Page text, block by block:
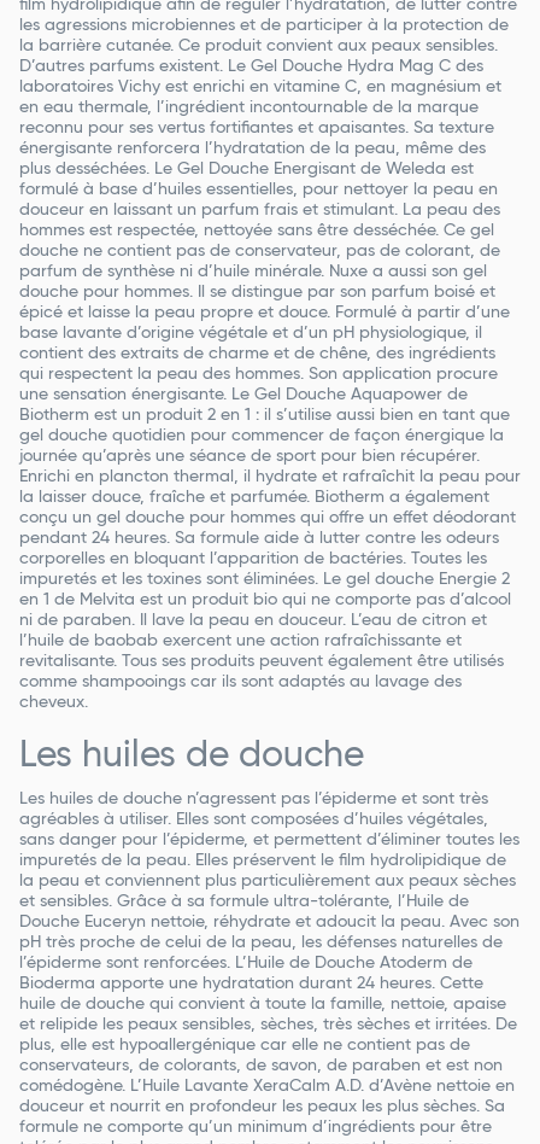
film hydrolipidique afin de réguler l’hydratation, de lutter contre
les agressions microbiennes et de participer à la protection de
la barrière cutanée. Ce produit convient aux peaux sensibles.
D’autres parfums existent. Le Gel Douche Hydra Mag C des
laboratoires Vichy est enrichi en vitamine C, en magnésium et
en eau thermale, l’ingrédient incontournable de la marque
reconnu pour ses vertus fortifiantes et apaisantes. Sa texture
énergisante renforcera l’hydratation de la peau, même des
plus desséchées. Le Gel Douche Energisant de Weleda est
formulé à base d’huiles essentielles, pour nettoyer la peau en
douceur en laissant un parfum frais et stimulant. La peau des
hommes est respectée, nettoyée sans être desséchée. Ce gel
douche ne contient pas de conservateur, pas de colorant, de
parfum de synthèse ni d’huile minérale. Nuxe a aussi son gel
douche pour hommes. Il se distingue par son parfum boisé et
épicé et laisse la peau propre et douce. Formulé à partir d’une
base lavante d’origine végétale et d’un pH physiologique, il
contient des extraits de charme et de chêne, des ingrédients
qui respectent la peau des hommes. Son application procure
une sensation énergisante. Le Gel Douche Aquapower de
Biotherm est un produit 2 en 1 : il s’utilise aussi bien en tant que
gel douche quotidien pour commencer de façon énergique la
journée qu’après une séance de sport pour bien récupérer.
Enrichi en plancton thermal, il hydrate et rafraîchit la peau pour
la laisser douce, fraîche et parfumée. Biotherm a également
conçu un gel douche pour hommes qui offre un effet déodorant
pendant 24 heures. Sa formule aide à lutter contre les odeurs
corporelles en bloquant l’apparition de bactéries. Toutes les
impuretés et les toxines sont éliminées. Le gel douche Energie 2
en 1 de Melvita est un produit bio qui ne comporte pas d’alcool
ni de paraben. Il lave la peau en douceur. L’eau de citron et
l’huile de baobab exercent une action rafraîchissante et
revitalisante. Tous ses produits peuvent également être utilisés
comme shampooings car ils sont adaptés au lavage des
cheveux.
Les huiles de douche
Les huiles de douche n’agressent pas l’épiderme et sont très
agréables à utiliser. Elles sont composées d’huiles végétales,
sans danger pour l’épiderme, et permettent d’éliminer toutes les
impuretés de la peau. Elles préservent le film hydrolipidique de
la peau et conviennent plus particulièrement aux peaux sèches
et sensibles. Grâce à sa formule ultra-tolérante, l’Huile de
Douche Euceryn nettoie, réhydrate et adoucit la peau. Avec son
pH très proche de celui de la peau, les défenses naturelles de
l’épiderme sont renforcées. L’Huile de Douche Atoderm de
Bioderma apporte une hydratation durant 24 heures. Cette
huile de douche qui convient à toute la famille, nettoie, apaise
et relipide les peaux sensibles, sèches, très sèches et irritées. De
plus, elle est hypoallergénique car elle ne contient pas de
conservateurs, de colorants, de savon, de paraben et est non
comédogène. L’Huile Lavante XeraCalm A.D. d’Avène nettoie en
douceur et nourrit en profondeur les peaux les plus sèches. Sa
formule ne comporte qu’un minimum d’ingrédients pour être